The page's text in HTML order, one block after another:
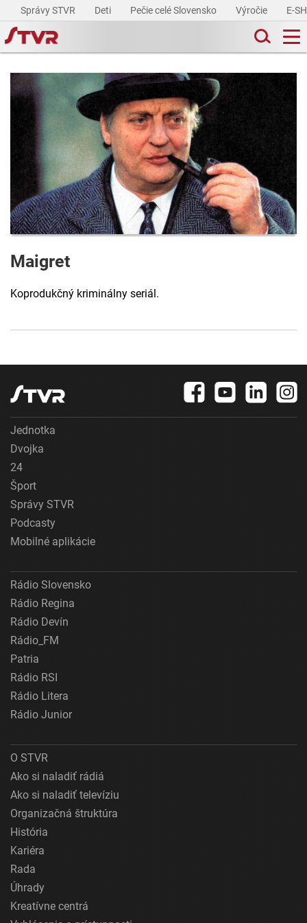
Správy STVR Deti Pečie celé Slovensko Výročie E-
Maigret
Koprodukčný kriminálny seriál.
Jednotka
Dvojka
24
Šport
Správy STVR
Podcasty
Mobilné aplikácie
Rádio Slovensko
Rádio Regina
Rádio Devín
Rádio_FM
Patria
Rádio RSI
Rádio Litera
Rádio Junior
O STVR
Ako si naladiť rádiá
Ako si naladiť televíziu
Organizačná štruktúra
História
Kariéra
Rada
Úhrady
Kreatívne centrá